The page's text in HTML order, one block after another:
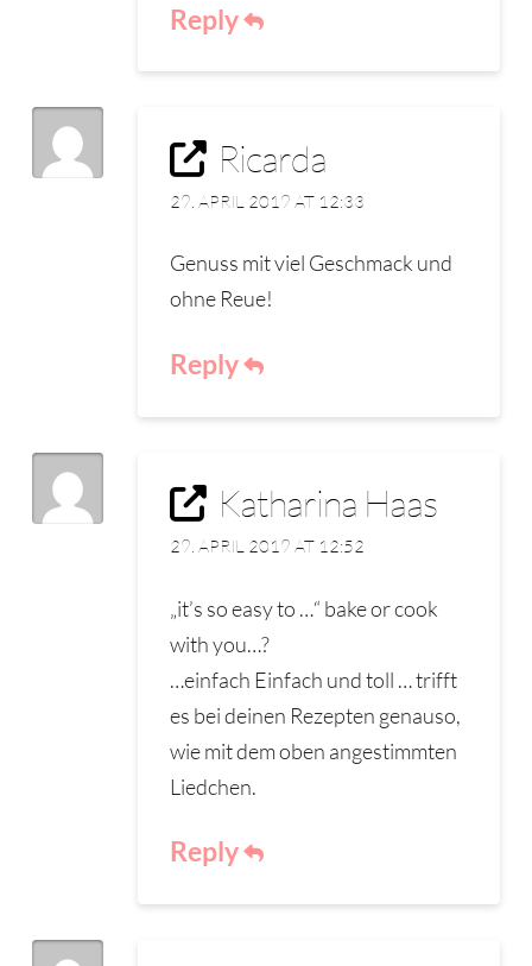
Reply
Ricarda
29. APRIL 2019 AT 12:33
Genuss mit viel Geschmack und
ohne Reue!
Reply
Katharina Haas
29. APRIL 2019 AT 12:52
„it’s so easy to …“ bake or cook
with you…?
…einfach Einfach und toll … trifft
es bei deinen Rezepten genauso,
wie mit dem oben angestimmten
Liedchen.
Reply